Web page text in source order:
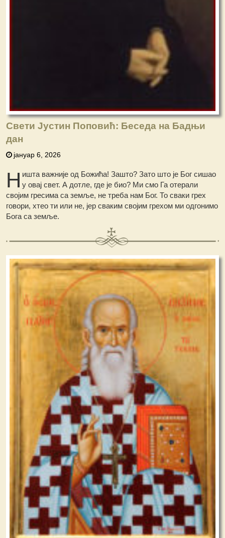
Свети Јустин Поповић: Беседа на Бадњи
дан
јануар 6, 2026
Н ишта важније од Божића! Зашто? Зато што је Бог сишао
у овај свет. А дотле, где је био? Ми смо Га отерали
својим гресима са земље, не треба нам Бог. То сваки грех
говори, хтео ти или не, јер сваким својим грехом ми одгонимо
Бога са земље.